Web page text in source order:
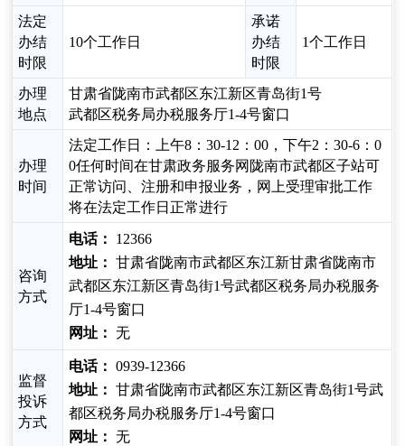
法定
办结
时限
10个工作日
承诺
办结
时限
1个工作日
办理
地点
甘肃省陇南市武都区东江新区青岛街1号
武都区税务局办税服务厅1-4号窗口
办理
时间
法定工作日：上午8：30-12：00，下午2：30-6：0
0任何时间在甘肃政务服务网陇南市武都区子站可
正常访问、注册和申报业务，网上受理审批工作
将在法定工作日正常进行
咨询
方式
电话：
12366
地址： 甘肃省陇南市武都区东江新甘肃省陇南市
武都区东江新区青岛街1号武都区税务局办税服务
厅1-4号窗口
网址： 无
监督
投诉
方式
电话： 0939-12366
地址： 甘肃省陇南市武都区东江新区青岛街1号武
都区税务局办税服务厅1-4号窗口
网址： 无